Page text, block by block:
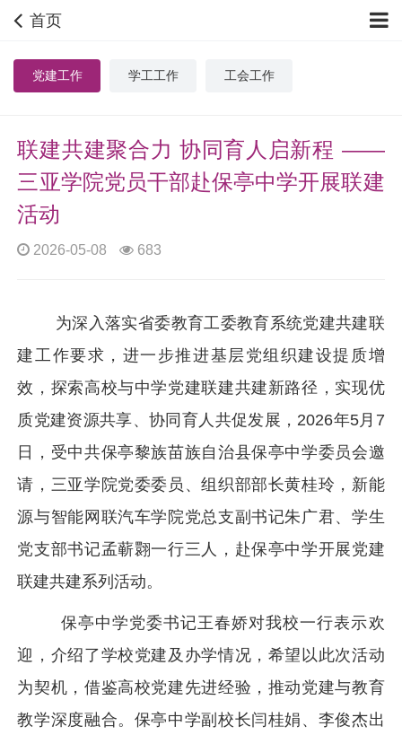
首页
党建工作 学工工作 工会工作
联建共建聚合力 协同育人启新程 ——
三亚学院党员干部赴保亭中学开展联建
活动
2026-05-08 683
为深入落实省委教育工委教育系统党建共建联
建工作要求，进一步推进基层党组织建设提质增
效，探索高校与中学党建联建共建新路径，实现优
质党建资源共享、协同育人共促发展，2026年5月7
日，受中共保亭黎族苗族自治县保亭中学委员会邀
请，三亚学院党委委员、组织部部长黄桂玲，新能
源与智能网联汽车学院党总支副书记朱广君、学生
党支部书记孟蕲翾一行三人，赴保亭中学开展党建
联建共建系列活动。
保亭中学党委书记王春娇对我校一行表示欢
迎，介绍了学校党建及办学情况，希望以此次活动
为契机，借鉴高校党建先进经验，推动党建与教育
教学深度融合。保亭中学副校长闫桂娟、李俊杰出